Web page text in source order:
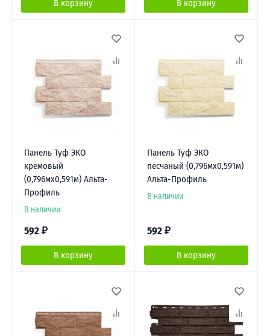
В корзину В корзину
Панель Туф ЭКО
кремовый
(0,796мх0,591м) Альта-
Профиль
В наличии
592 ₽
В корзину
Панель Туф ЭКО
песчаный (0,796мх0,591м)
Альта-Профиль
В наличии
592 ₽
В корзину